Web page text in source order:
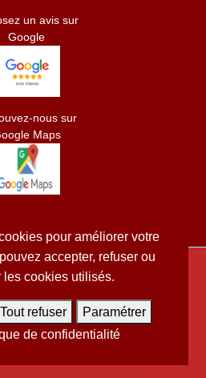
un avis sur
Google
nous sur
Maps
générales
créer par MAXYPUB
pour améliorer votre
accepter, refuser ou
les cookies utilisés.
Tout refuser
Paramétrer
de confidentialité